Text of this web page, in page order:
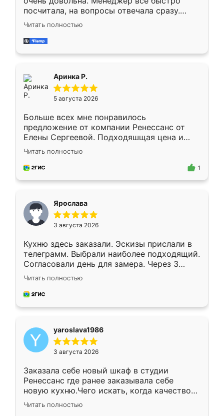
посчитала, на вопросы отвечала сразу.
Замерщик приехал в субботу, подошёл к
делу со всей ответственностью. Собрали
за день, ребята работали аккуратно, даже
Читать полностью
Аринка Р.
5 августа 2026
Больше всех мне понравилось
предложение от компании Ренессанс от
Елены Сергеевой. Подходяшщая цена и
короткие сроки изготовления. Приехавший
для замера сотрудник Владислав
предложил по моему эскизу самый
Читать полностью
1
Ярослава
3 августа 2026
Кухню здесь заказали. Эскизы прислали в
телеграмм. Выбрали наиболее подходящий.
Согласовали день для замера. Через 3
недели кухня была уже готова. Остались
довольны работой. Спасибо Ренессанс
мебель за качественную работу!
Читать полностью
yaroslava1986
3 августа 2026
Заказала себе новый шкаф в студии
Ренессанс где ранее заказывала себе
новую кухню.Чего искать, когда качеством
вполне довольна. Служит кухня уже почти
два года, нареканий нет.
Читать полностью